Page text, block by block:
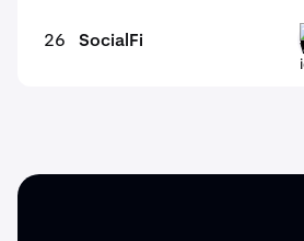
26 SocialFi